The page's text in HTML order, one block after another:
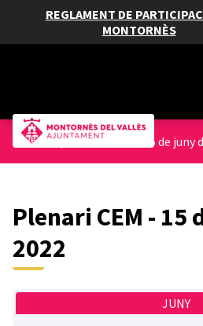
REGLAMENT DE
MONTORNÈS
Sessions/ Plenari CEM - 15 de juny
Plenari CEM - 15
2022
JUNY